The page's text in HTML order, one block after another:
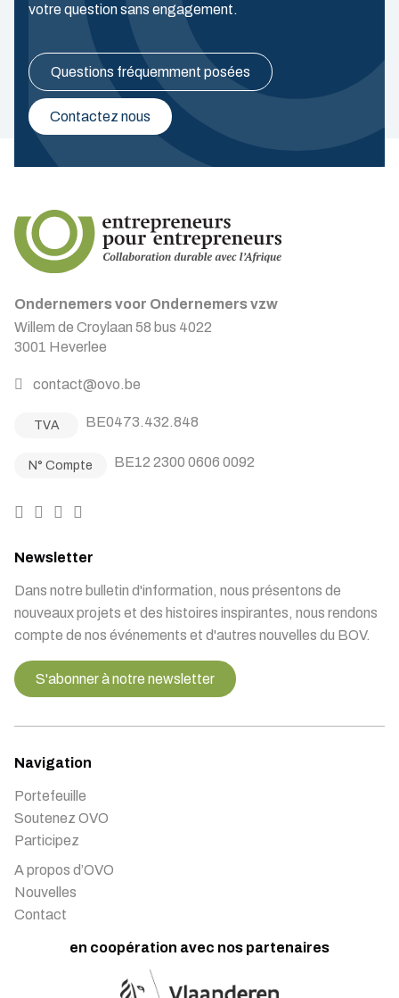
votre question sans engagement.
Questions fréquemment posées
Contactez nous
Ondernemers voor Ondernemers vzw
Willem de Croylaan 58 bus 4022
3001 Heverlee
contact@ovo.be
TVA BE0473.432.848
N° Compte BE12 2300 0606 0092
Newsletter
Dans notre bulletin d'information, nous présentons de
nouveaux projets et des histoires inspirantes, nous rendons
compte de nos événements et d'autres nouvelles du BOV.
S'abonner à notre newsletter
Navigation
Portefeuille
Soutenez OVO
Participez
A propos d’OVO
Nouvelles
Contact
en coopération avec nos partenaires